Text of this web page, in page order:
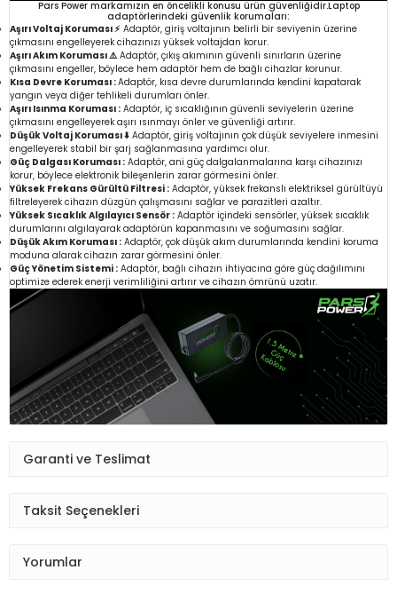
Pars Power markamızın en öncelikli konusu ürün güvenliğidir.Laptop
adaptörlerindeki güvenlik korumaları:
Aşırı Voltaj Koruması ⚡ Adaptör, giriş voltajının belirli bir seviyenin üzerine
çıkmasını engelleyerek cihazınızı yüksek voltajdan korur.
Aşırı Akım Koruması ⚠️Adaptör, çıkış akımının güvenli sınırların üzerine
çıkmasını engeller, böylece hem adaptör hem de bağlı cihazlar korunur.
Kısa Devre Koruması :Adaptör, kısa devre durumlarında kendini kapatarak
yangın veya diğer tehlikeli durumları önler.
Aşırı Isınma Koruması : Adaptör, iç sıcaklığının güvenli seviyelerin üzerine
çıkmasını engelleyerek aşırı ısınmayı önler ve güvenliği artırır.
Düşük Voltaj Koruması ⬇️ Adaptör, giriş voltajının çok düşük seviyelere inmesini
engelleyerek stabil bir şarj sağlanmasına yardımcı olur.
Güç Dalgası Koruması : Adaptör, ani güç dalgalanmalarına karşı cihazınızı
korur, böylece elektronik bileşenlerin zarar görmesini önler.
Yüksek Frekans Gürültü Filtresi : Adaptör, yüksek frekanslı elektriksel gürültüyü
filtreleyerek cihazın düzgün çalışmasını sağlar ve parazitleri azaltır.
Yüksek Sıcaklık Algılayıcı Sensör : Adaptör içindeki sensörler, yüksek sıcaklık
durumlarını algılayarak adaptörün kapanmasını ve soğumasını sağlar.
Düşük Akım Koruması : Adaptör, çok düşük akım durumlarında kendini koruma
moduna alarak cihazın zarar görmesini önler.
Güç Yönetim Sistemi : Adaptör, bağlı cihazın ihtiyacına göre güç dağılımını
optimize ederek enerji verimliliğini artırır ve cihazın ömrünü uzatır.
Garanti ve Teslimat
Taksit Seçenekleri
Yorumlar